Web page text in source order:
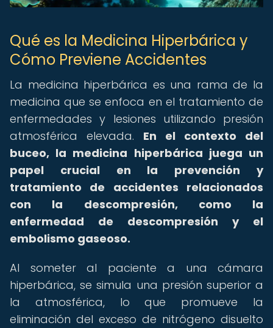
Qué es la Medicina Hiperbárica y
Cómo Previene Accidentes
La medicina hiperbárica es una rama de la
medicina que se enfoca en el tratamiento de
enfermedades y lesiones utilizando presión
atmosférica elevada. En el contexto del
buceo, la medicina hiperbárica juega un
papel crucial en la prevención y
tratamiento de accidentes relacionados
con la descompresión, como la
enfermedad de descompresión y el
embolismo gaseoso.
Al someter al paciente a una cámara
hiperbárica, se simula una presión superior a
la atmosférica, lo que promueve la
eliminación del exceso de nitrógeno disuelto